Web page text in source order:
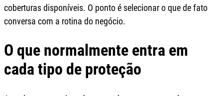
coberturas disponíveis. O ponto é selecionar o que de fato
conversa com a rotina do negócio.
O que normalmente entra em
cada tipo de proteção